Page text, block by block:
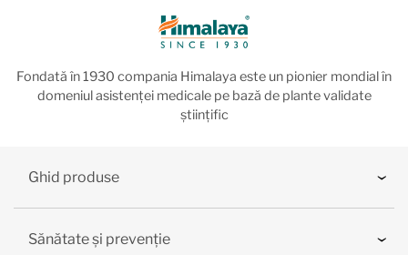
Fondată în 1930 compania Himalaya este un pionier mondial în
domeniul asistenței medicale pe bază de plante validate
științific
Ghid produse
Sănătate și prevenție